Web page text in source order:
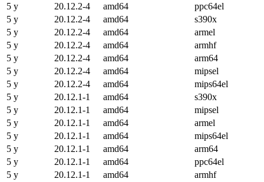
5 y
20.12.2-4 amd64
ppc64el
5 y
20.12.2-4 amd64
s390x
5 y
20.12.2-4 amd64
armel
5 y
20.12.2-4 amd64
armhf
5 y
20.12.2-4 amd64
arm64
5 y
20.12.2-4 amd64
mipsel
5 y
20.12.2-4 amd64
mips64el
5 y
20.12.1-1 amd64
s390x
5 y
20.12.1-1 amd64
mipsel
5 y
20.12.1-1 amd64
armel
5 y
20.12.1-1 amd64
mips64el
5 y
20.12.1-1 amd64
arm64
5 y
20.12.1-1 amd64
ppc64el
5 y
20.12.1-1 amd64
armhf